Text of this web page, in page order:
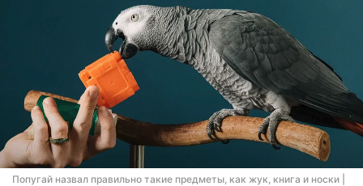
Попугай назвал правильно такие предметы, как жук, книга и носки |